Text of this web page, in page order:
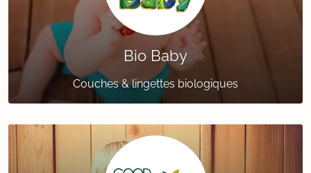
Bio Baby
Couches & lingettes biologiques